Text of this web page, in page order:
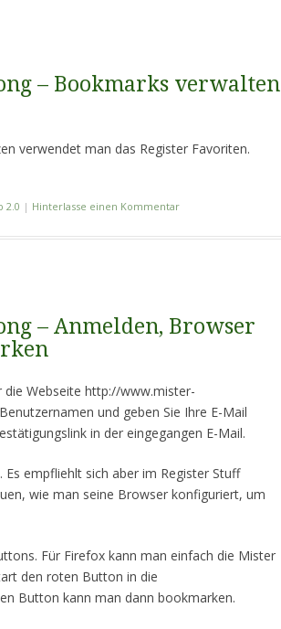
– Bookmarks verwalten
verwendet man das Register Favoriten.
2.0 | Hinterlasse einen Kommentar
– Anmelden, Browser
Webseite http://www.mister-
und geben Sie Ihre E-Mail
in der eingegangen E-Mail.
empfliehlt sich aber im Register Stuff
wie man seine Browser konfiguriert, um
Für Firefox kann man einfach die Mister
den roten Button in die
Button kann man dann bookmarken.